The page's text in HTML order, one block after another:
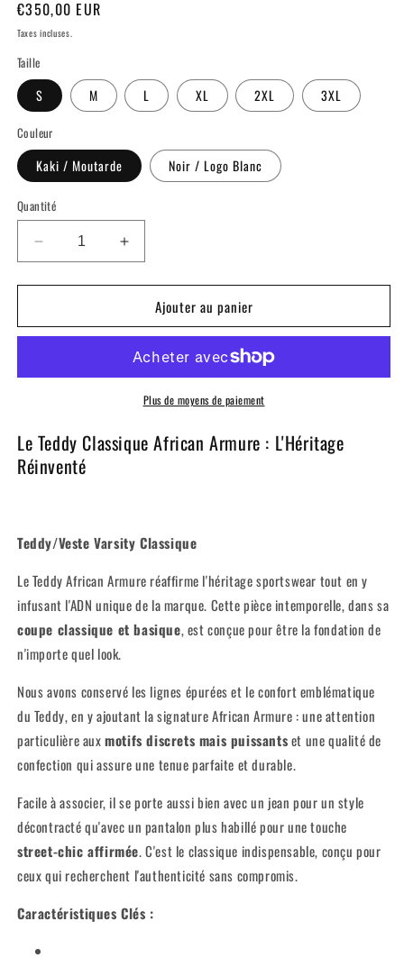
Prix
habituel
€350,00 EUR
Taxes incluses.
Taille
S M L XL 2XL 3XL
Couleur
Kaki / Moutarde Noir / Logo Blanc
Quantité
Réduire
la
quantité
Teddy
Augmenter
la
quantité
Teddy
AA
Ajouter au panier
Plus de moyens de paiement
Le Teddy Classique African Armure : L'Héritage
Réinventé
Teddy/Veste Varsity Classique
Le Teddy African Armure réaffirme l'héritage sportswear tout en y
infusant l'ADN unique de la marque. Cette pièce intemporelle, dans sa
coupe classique et basique, est conçue pour être la fondation de
n'importe quel look.
Nous avons conservé les lignes épurées et le confort emblématique
du Teddy, en y ajoutant la signature African Armure : une attention
particulière auxmotifs discrets mais puissantset une qualité de
confection qui assure une tenue parfaite et durable.
Facile à associer, il se porte aussi bien avec un jean pour un style
décontracté qu'avec un pantalon plus habillé pour une touche
street-chic affirmée. C'est le classique indispensable, conçu pour
ceux qui recherchent l'authenticité sans compromis.
Caractéristiques Clés :